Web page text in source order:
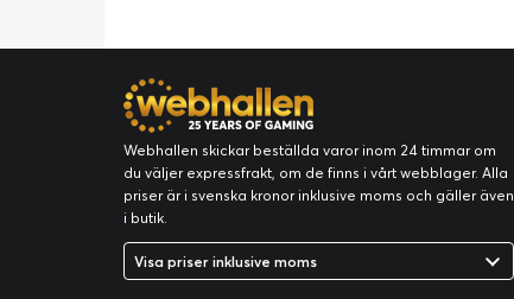
Webhallen skickar beställda varor inom 24 timmar om
du väljer expressfrakt, om de finns i vårt webblager. Alla
priser är i svenska kronor inklusive moms och gäller även
i butik.
Visa priser inklusive moms